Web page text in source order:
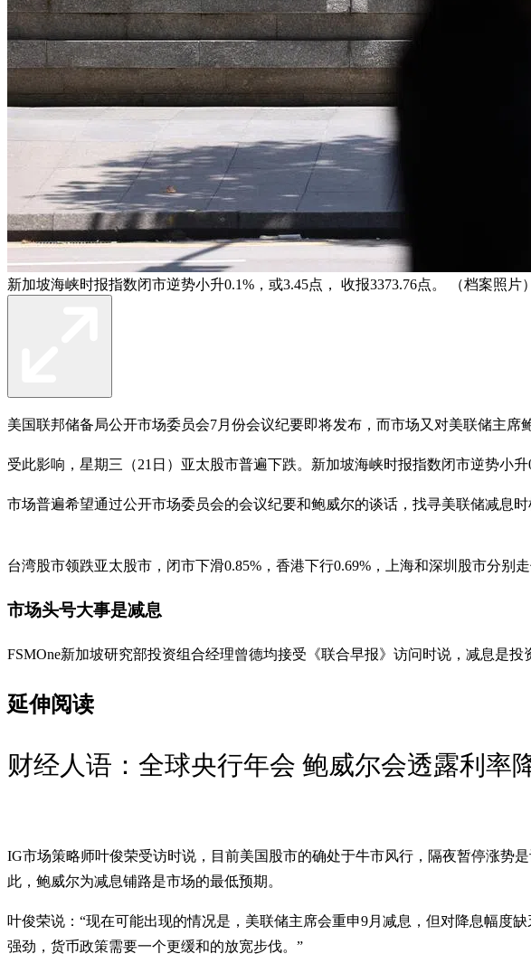
新加坡海峡时报指数闭市逆势小升0.1%，或3.45点， 收报3373.76点。 （档案照片）
美国联邦储备局公开市场委员会7月份会议纪要即将发布，而市场又对美联储主
受此影响，星期三（21日）亚太股市普遍下跌。新加坡海峡时报指数闭市逆势小升
市场普遍希望通过公开市场委员会的会议纪要和鲍威尔的谈话，找寻美联储减息
台湾股市领跌亚太股市，闭市下滑0.85%，香港下行0.69%，上海和深圳股市分别
市场头号大事是减息
FSMOne新加坡研究部投资组合经理曾德均接受《联合早报》访问时说，减息是
延伸阅读
财经人语：全球央行年会 鲍威尔会透露利率
IG市场策略师叶俊荣受访时说，目前美国股市的确处于牛市风行，隔夜暂停涨势
此，鲍威尔为减息铺路是市场的最低预期。
叶俊荣说：“现在可能出现的情况是，美联储主席会重申9月减息，但对降息幅度
强劲，货币政策需要一个更缓和的放宽步伐。”